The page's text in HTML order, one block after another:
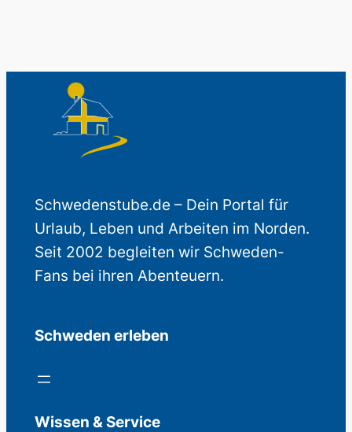
Schwedenstube.de – Dein Portal für
Urlaub, Leben und Arbeiten im Norden.
Seit 2002 begleiten wir Schweden-
Fans bei ihren Abenteuern.
Schweden erleben
Wissen & Service